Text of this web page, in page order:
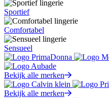
Sportief
Comfortabel
Sensueel
Bekijk alle merken
Bekijk alle merken